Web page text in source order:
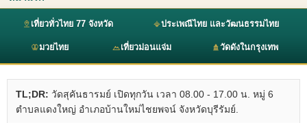
เที่ยวทั่วไทย 77 จังหวัด ประเพณีไทย และวัฒนธรรมไทย
มวยไทย เที่ยวม่อนแจ่ม วัดดังในกรุงเทพ
TL;DR: วัดสุคันธารมย์ เปิดทุกวัน เวลา 08.00 - 17.00 น. หมู่ 6
ตำบลแดงใหญ่ อำเภอบ้านใหม่ไชยพจน์ จังหวัดบุรีรัมย์.